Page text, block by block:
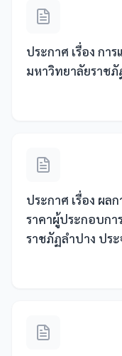
ประกาศ เรื่อง กา
มหาวิทยาลัยราช
ประกาศ เรื่อง ผล
ราคาผู้ประกอบก
ราชภัฏลำปาง ปร